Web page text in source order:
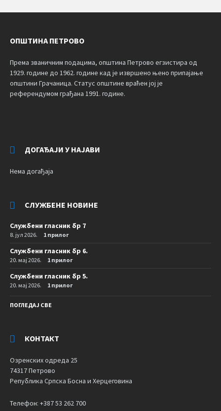
ОПШТИНА ПЕТРОВО
Према званичним подацима, општина Петрово егзистира од
1929. године до 1962. године кад је извршено њено припајање
општини Грачаница. Статус општине враћен јој је
референдумом грађана 1991. године.
ДОГАЂАЈИ У НАЈАВИ
Нема догађаја
СЛУЖБЕНЕ НОВИНЕ
Службени гласник бр 7
8. јул 2026. 1 прилог
Службени гласник бр 6.
20. мај 2026. 1 прилог
Службени гласник бр 5.
20. мај 2026. 1 прилог
ПОГЛЕДАЈ СВЕ
КОНТАКТ
Озренских одреда 25
74317 Петрово
Република Српска Босна и Херцеговина
Телефон: +387 53 262 700